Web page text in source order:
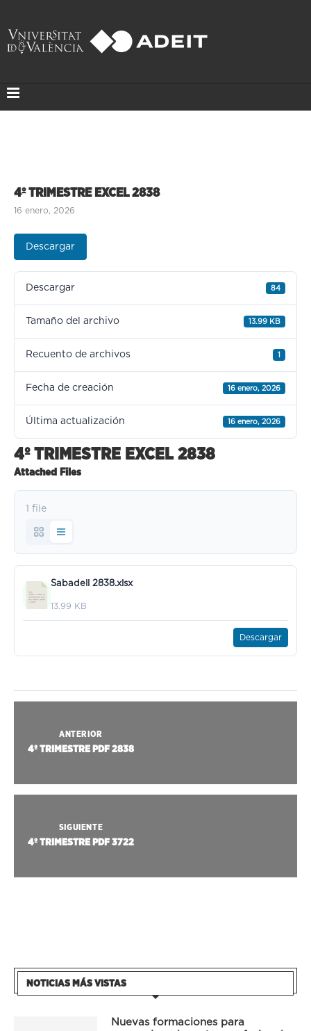
4º TRIMESTRE EXCEL 2838
16 enero, 2026
Descargar
Descargar 84
Tamaño del archivo 13.99 KB
Recuento de archivos 1
Fecha de creación 16 enero, 2026
Última actualización 16 enero, 2026
4º TRIMESTRE EXCEL 2838
Attached Files
1 file
Sabadell 2838.xlsx
13.99 KB
Descargar
ANTERIOR
4º TRIMESTRE PDF 2838
SIGUIENTE
4º TRIMESTRE PDF 3722
NOTICIAS MÁS VISTAS
Nuevas formaciones para